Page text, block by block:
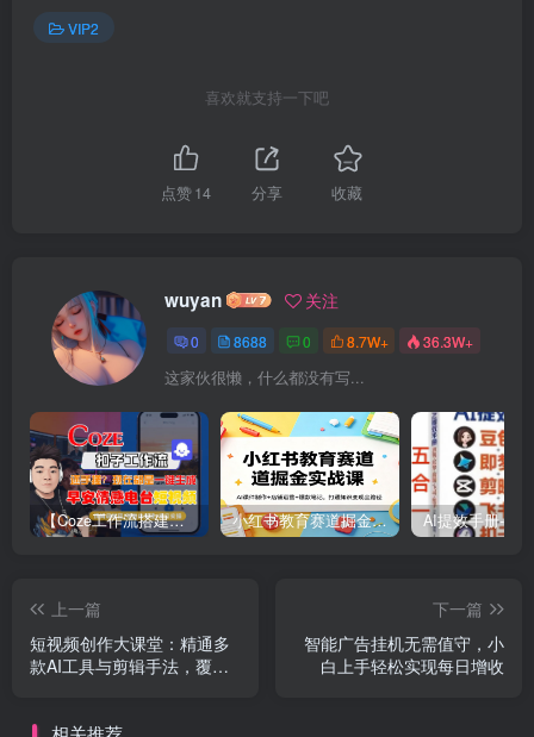
VIP2
喜欢就支持一下吧
点赞14 分享 收藏
wuyan 关注
0 8688 0 8.7W+ 36.3W+
这家伙很懒，什么都没有写...
【Coze工作流搭建实操教程】【coze】早安情感电台日签视频还在手动做？用扣子工作流自动生成，省时90% 小红书教育赛道掘金实战课：AI课件制作+店铺运营+爆款笔记，打通知识变现全路径
上一篇
短视频创作大课堂：精通多
款AI工具与剪辑手法，覆盖
下一篇
智能广告挂机无需值守，小
白上手轻松实现每日增收